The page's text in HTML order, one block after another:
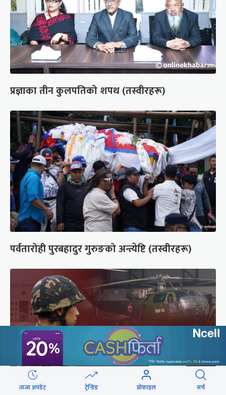
प्रज्ञाका तीन कुलपतिको शपथ (तस्वीरहरू)
पर्वतारोही पुरबहादुर गुरुङको अन्त्येष्टि (तस्वीरहरू)
ताजा अपडेट ट्रेन्डिङ प्रोफाइल सर्च